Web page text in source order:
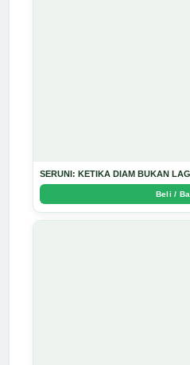
SERUNI: KETIKA DIAM BUKAN
Beli /